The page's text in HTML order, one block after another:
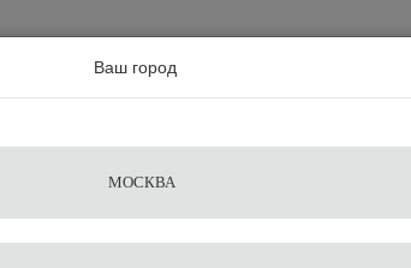
средства
Ваш город
МОСКВА